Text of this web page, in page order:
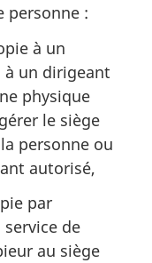
personne :
à un
un dirigeant
physique
le siège
personne ou
autorisé,
par
de
au siège